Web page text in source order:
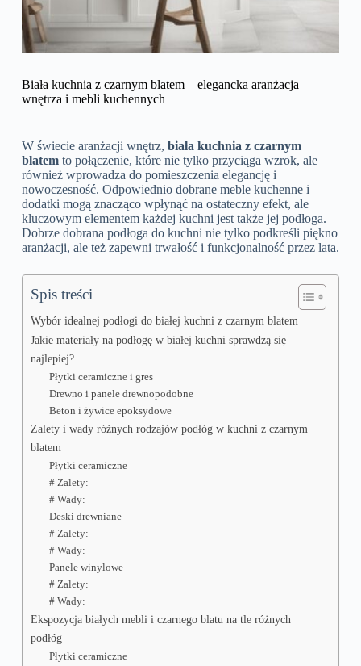
Biała kuchnia z czarnym blatem – elegancka aranżacja
wnętrza i mebli kuchennych
W świecie aranżacji wnętrz, biała kuchnia z czarnym
blatemto połączenie, które nie tylko przyciąga wzrok, ale
również wprowadza do pomieszczenia elegancję i
nowoczesność. Odpowiednio dobrane meble kuchenne i
dodatki mogą znacząco wpłynąć na ostateczny efekt, ale
kluczowym elementem każdej kuchni jest także jej podłoga.
Dobrze dobrana podłoga do kuchni nie tylko podkreśli piękno
aranżacji, ale też zapewni trwałość i funkcjonalność przez lata.
Spis treści
Wybór idealnej podłogi do białej kuchni z czarnym blatem
Jakie materiały na podłogę w białej kuchni sprawdzą się
najlepiej?
Płytki ceramiczne i gres
Drewno i panele drewnopodobne
Beton i żywice epoksydowe
Zalety i wady różnych rodzajów podłóg w kuchni z czarnym
blatem
Płytki ceramiczne
# Zalety:
# Wady:
Deski drewniane
# Zalety:
# Wady:
Panele winylowe
# Zalety:
# Wady:
Ekspozycja białych mebli i czarnego blatu na tle różnych
podłóg
Płytki ceramiczne